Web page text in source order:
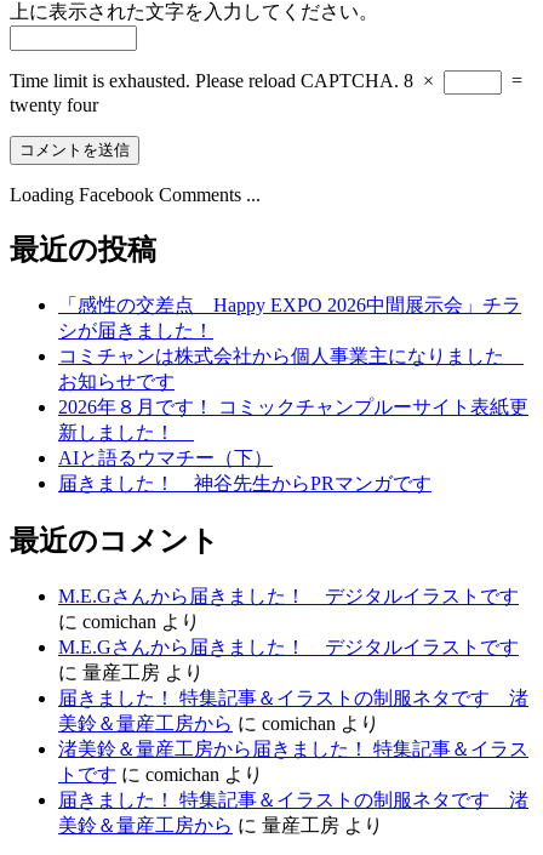
上に表示された文字を入力してください。
Time limit is exhausted. Please reload CAPTCHA. 8 ×
=
twenty four
Loading Facebook Comments ...
最近の投稿
「感性の交差点 Happy EXPO 2026中間展示会」チラ
シが届きました！
コミチャンは株式会社から個人事業主になりました
お知らせです
2026年８月です！ コミックチャンプルーサイト表紙更
新しました！
AIと語るウマチー（下）
届きました！ 神谷先生からPRマンガです
最近のコメント
M.E.Gさんから届きました！ デジタルイラストです
に comichan より
M.E.Gさんから届きました！ デジタルイラストです
に 量産工房 より
届きました！ 特集記事＆イラストの制服ネタです 渚
美鈴＆量産工房から に comichan より
渚美鈴＆量産工房から届きました！ 特集記事＆イラス
トです に comichan より
届きました！ 特集記事＆イラストの制服ネタです 渚
美鈴＆量産工房から に 量産工房 より